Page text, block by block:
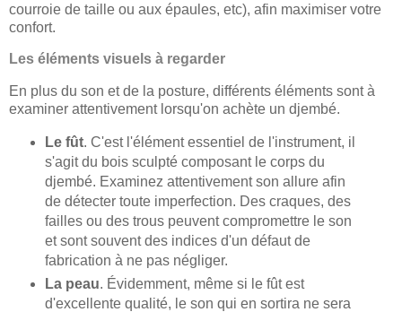
courroie de taille ou aux épaules, etc), afin maximiser votre
confort.
Les éléments visuels à regarder
En plus du son et de la posture, différents éléments sont à
examiner attentivement lorsqu'on achète un djembé.
Le fût. C'est l'élément essentiel de l'instrument, il
s'agit du bois sculpté composant le corps du
djembé. Examinez attentivement son allure afin
de détecter toute imperfection. Des craques, des
failles ou des trous peuvent compromettre le son
et sont souvent des indices d'un défaut de
fabrication à ne pas négliger.
La peau. Évidemment, même si le fût est
d'excellente qualité, le son qui en sortira ne sera